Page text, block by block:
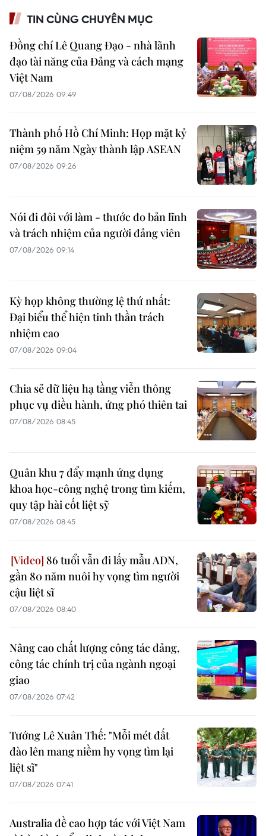
TIN CÙNG CHUYÊN MỤC
Đồng chí Lê Quang Đạo - nhà lãnh
đạo tài năng của Đảng và cách mạng
Việt Nam
07/08/2026 09:49
Thành phố Hồ Chí Minh: Họp mặt kỷ
niệm 59 năm Ngày thành lập ASEAN
07/08/2026 09:26
Nói đi đôi với làm - thước đo bản lĩnh
và trách nhiệm của người đảng viên
07/08/2026 09:14
Kỳ họp không thường lệ thứ nhất:
Đại biểu thể hiện tinh thần trách
nhiệm cao
07/08/2026 09:04
Chia sẻ dữ liệu hạ tầng viễn thông
phục vụ điều hành, ứng phó thiên tai
07/08/2026 08:45
Quân khu 7 đẩy mạnh ứng dụng
khoa học-công nghệ trong tìm kiếm,
quy tập hài cốt liệt sỹ
07/08/2026 08:45
86 tuổi vẫn đi lấy mẫu ADN,
gần 80 năm nuôi hy vọng tìm người
cậu liệt sĩ
07/08/2026 08:40
Nâng cao chất lượng công tác đảng,
công tác chính trị của ngành ngoại
giao
07/08/2026 07:42
Tướng Lê Xuân Thế: "Mỗi mét đất
đào lên mang niềm hy vọng tìm lại
liệt sĩ"
07/08/2026 07:41
Australia đề cao hợp tác với Việt Nam